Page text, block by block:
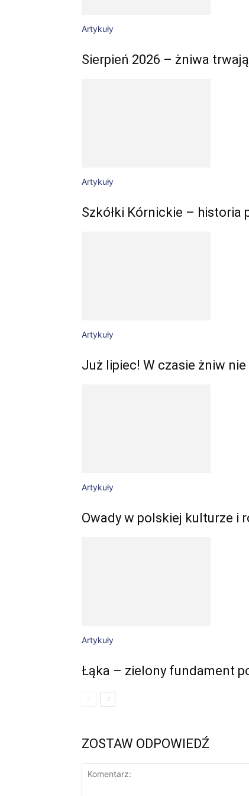
Artykuły
Sierpień 2026 – żniwa
Artykuły
Szkółki Kórnickie – historia
Artykuły
Już lipiec! W czasie żniw
Artykuły
Owady w polskiej kulturze i
Artykuły
Łąka – zielony fundament
ZOSTAW ODPOWIEDŹ